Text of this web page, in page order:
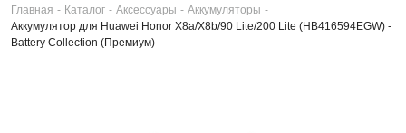
Главная - Каталог - Аксессуары - Аккумуляторы -
Аккумулятор для Huawei Honor X8a/X8b/90 Lite/200 Lite (HB416594EGW) -
Battery Collection (Премиум)